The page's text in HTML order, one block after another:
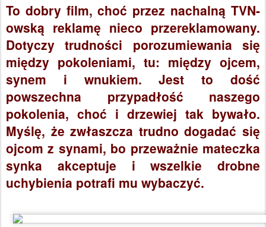
To dobry film, choć przez nachalną TVN-
owską reklamę nieco przereklamowany.
Dotyczy trudności porozumiewania się
między pokoleniami, tu: między ojcem,
synem i wnukiem. Jest to dość
powszechna przypadłość naszego
pokolenia, choć i drzewiej tak bywało.
Myślę, że zwłaszcza trudno dogadać się
ojcom z synami, bo przeważnie mateczka
synka akceptuje i wszelkie drobne
uchybienia potrafi mu wybaczyć.